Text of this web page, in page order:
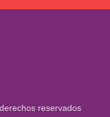
reservados